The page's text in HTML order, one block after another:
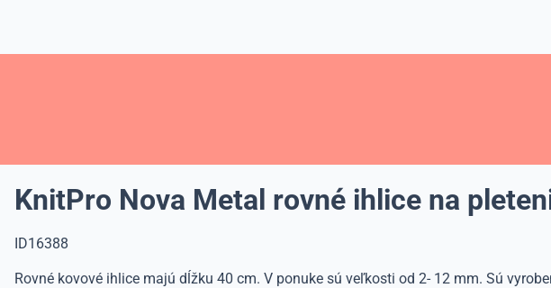
KnitPro Nova Metal rovné ihlice na
ID16388
Rovné kovové ihlice majú dĺžku 40 cm. V ponuke sú veľkosti od 2- 12 mm. Sú